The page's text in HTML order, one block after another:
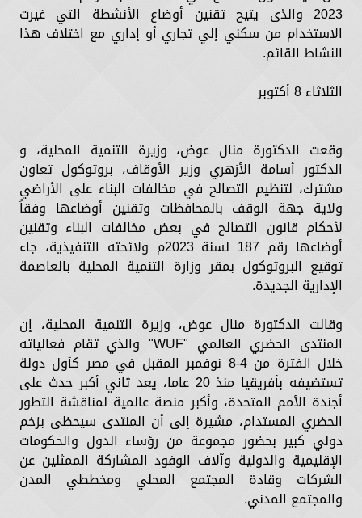
2023 والذى يتيح تقنين أوضاع الأنشطة التي غيرت
الاستخدام من سكني إلي تجاري أو إداري مع اختلاف هذا
النشاط القائم.
الثلاثاء 8 أكتوبر
وقعت الدكتورة منال عوض، وزيرة التنمية المحلية، و
الدكتور أسامة الأزهري وزير الأوقاف، بروتوكول تعاون
مشترك، لتنظيم التصالح في مخالفات البناء على الأراضي
ولاية جهة الوقف بالمحافظات وتقنين أوضاعها وفقاً
لأحكام قانون التصالح في بعض مخالفات البناء وتقنين
أوضاعها رقم 187 لسنة 2023م ولائحته التنفيذية، جاء
توقيع البروتوكول بمقر وزارة التنمية المحلية بالعاصمة
الإدارية الجديدة.
وقالت الدكتورة منال عوض، وزيرة التنمية المحلية، إن
المنتدى الحضري العالمي "WUF" والذي تقام فعالياته
خلال الفترة من 4-8 نوفمبر المقبل في مصر كأول دولة
تستضيفه بأفريقيا منذ 20 عاما، يعد ثاني أكبر حدث على
أجندة الأمم المتحدة، وأكبر منصة عالمية لمناقشة التطور
الحضري المستدام، مشيرة إلى أن المنتدى سيحظى بزخم
دولي كبير بحضور مجموعة من رؤساء الدول والحكومات
الإقليمية والدولية وآلاف الوفود المشاركة الممثلين عن
الشركات وقادة المجتمع المحلي ومخططي المدن
والمجتمع المدني.